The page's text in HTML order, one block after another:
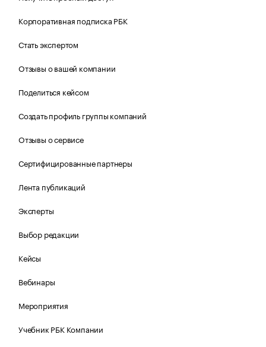
Корпоративная подписка РБК
Стать экспертом
Отзывы о вашей компании
Поделиться кейсом
Создать профиль группы компаний
Отзывы о сервисе
Сертифицированные партнеры
Лента публикаций
Эксперты
Выбор редакции
Кейсы
Вебинары
Мероприятия
Учебник РБК Компании